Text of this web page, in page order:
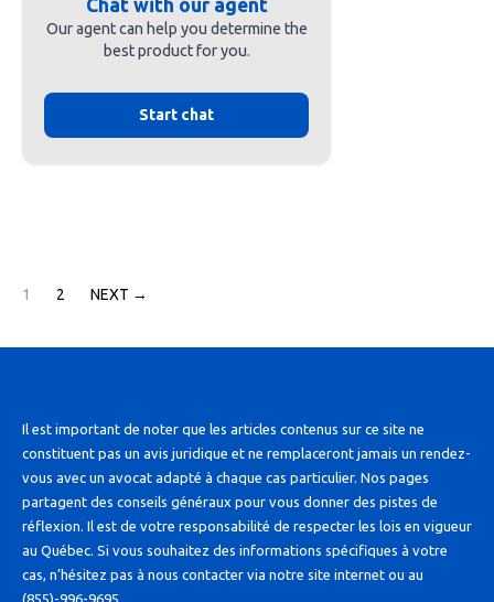
Chat with our agent
Our agent can help you determine the
best product for you.
Start chat
1 2 NEXT →
Il est important de noter que les articles contenus sur ce site ne
constituent pas un avis juridique et ne remplaceront jamais un rendez-
vous avec un avocat adapté à chaque cas particulier. Nos pages
partagent des conseils généraux pour vous donner des pistes de
réflexion. Il est de votre responsabilité de respecter les lois en vigueur
au Québec. Si vous souhaitez des informations spécifiques à votre
cas, n’hésitez pas à nous contacter via notre site internet ou au
(855)-996-9695.